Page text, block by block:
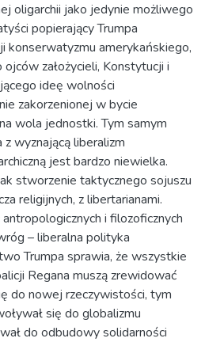
oligarchii jako jedynie możliwego
popierający Trumpa
konserwatyzmu amerykańskiego,
założycieli, Konstytucji i
ideę wolności
zakorzenionej w bycie
wola jednostki. Tym samym
z wyznającą liberalizm
jest bardzo niewielka.
stworzenie taktycznego sojuszu
religijnych, z libertarianami.
i filozoficznych
– liberalna polityka
Trumpa sprawia, że wszystkie
Regana muszą zrewidować
do nowej rzeczywistości, tym
się do globalizmu
do odbudowy solidarności